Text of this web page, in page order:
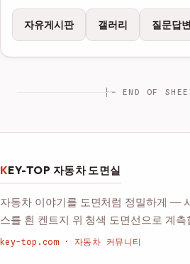
자유게시판 갤러리 질문답변
├─ END OF
KEY-TOP 자동차 도면실
자동차 이야기를 도면처럼 정밀하게 —
스를 흰 켄트지 위 청색 도면선으로 계측
key-top.com · 자동차 커뮤니티